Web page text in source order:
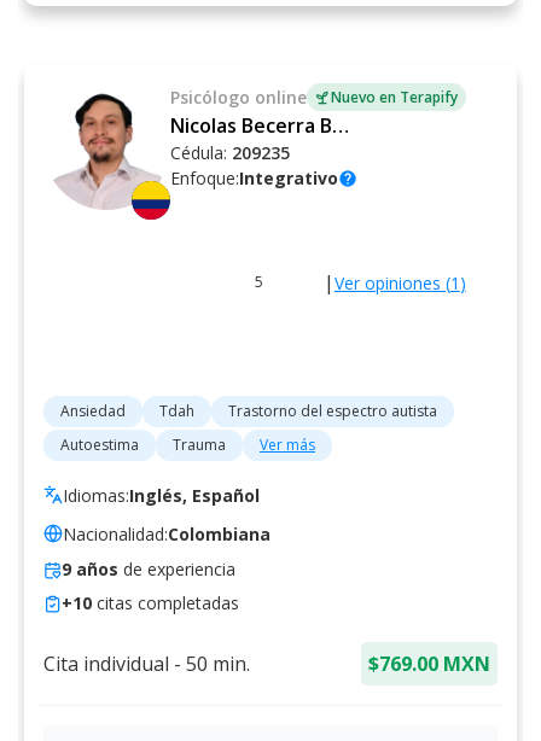
Psicólogo online Nuevo en Terapify
Nicolas Becerra Ballen
Cédula: 209235
Enfoque:Integrativohelp
5 | Ver opiniones (1 )
Ansiedad Tdah
Trastorno del espectro autista
Autoestima
Trauma Ver más
Idiomas:Inglés, Español
Nacionalidad:Colombiana
9 años de experiencia
+10 citas completadas
Cita individual - 50 min. $769.00 MXN